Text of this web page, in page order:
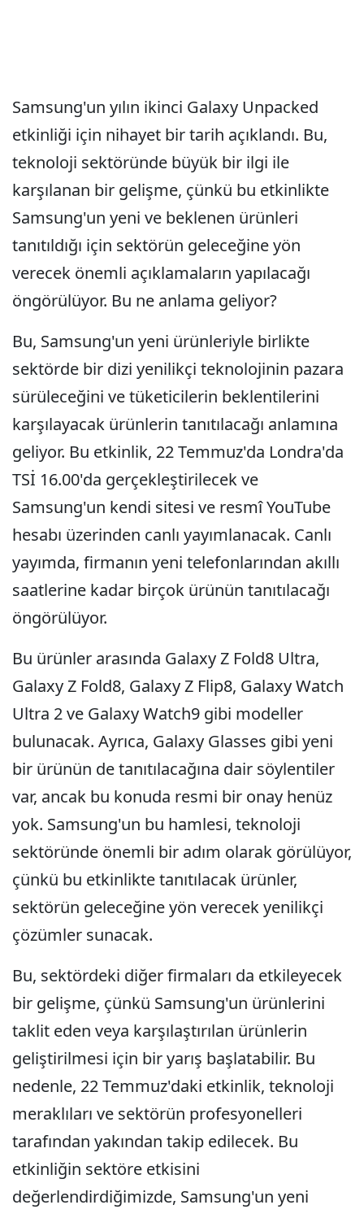
Samsung'un yılın ikinci Galaxy Unpacked
etkinliği için nihayet bir tarih açıklandı. Bu,
teknoloji sektöründe büyük bir ilgi ile
karşılanan bir gelişme, çünkü bu etkinlikte
Samsung'un yeni ve beklenen ürünleri
tanıtıldığı için sektörün geleceğine yön
verecek önemli açıklamaların yapılacağı
öngörülüyor. Bu ne anlama geliyor?
Bu, Samsung'un yeni ürünleriyle birlikte
sektörde bir dizi yenilikçi teknolojinin pazara
sürüleceğini ve tüketicilerin beklentilerini
karşılayacak ürünlerin tanıtılacağı anlamına
geliyor. Bu etkinlik, 22 Temmuz'da Londra'da
TSİ 16.00'da gerçekleştirilecek ve
Samsung'un kendi sitesi ve resmî YouTube
hesabı üzerinden canlı yayımlanacak. Canlı
yayımda, firmanın yeni telefonlarından akıllı
saatlerine kadar birçok ürünün tanıtılacağı
öngörülüyor.
Bu ürünler arasında Galaxy Z Fold8 Ultra,
Galaxy Z Fold8, Galaxy Z Flip8, Galaxy Watch
Ultra 2 ve Galaxy Watch9 gibi modeller
bulunacak. Ayrıca, Galaxy Glasses gibi yeni
bir ürünün de tanıtılacağına dair söylentiler
var, ancak bu konuda resmi bir onay henüz
yok. Samsung'un bu hamlesi, teknoloji
sektöründe önemli bir adım olarak görülüyor,
çünkü bu etkinlikte tanıtılacak ürünler,
sektörün geleceğine yön verecek yenilikçi
çözümler sunacak.
Bu, sektördeki diğer firmaları da etkileyecek
bir gelişme, çünkü Samsung'un ürünlerini
taklit eden veya karşılaştırılan ürünlerin
geliştirilmesi için bir yarış başlatabilir. Bu
nedenle, 22 Temmuz'daki etkinlik, teknoloji
meraklıları ve sektörün profesyonelleri
tarafından yakından takip edilecek. Bu
etkinliğin sektöre etkisini
değerlendirdiğimizde, Samsung'un yeni